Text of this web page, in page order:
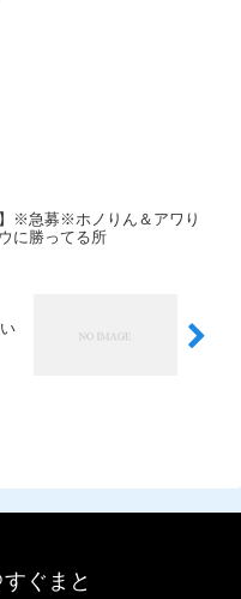
】※急募※ホノりん＆アワり
に勝ってる所
ぐまと